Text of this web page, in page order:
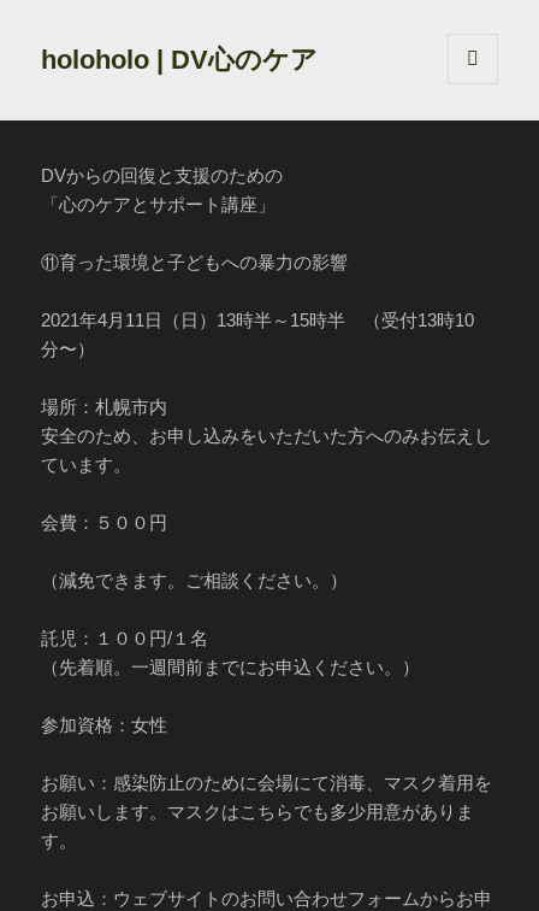
holoholo | DV心のケア
ーとウ
DVからの回復と支援のための
「心のケアとサポート講座」
⑪育った環境と子どもへの暴力の影響
2021年4月11日（日）13時半～15時半 （受付13時10
分〜）
場所：札幌市内
安全のため、お申し込みをいただいた方へのみお伝えし
ています。
会費：５００円
（減免できます。ご相談ください。）
託児：１００円/１名
（先着順。一週間前までにお申込ください。）
参加資格：女性
お願い：感染防止のために会場にて消毒、マスク着用を
お願いします。マスクはこちらでも多少用意がありま
す。
お申込：ウェブサイトのお問い合わせフォームからお申